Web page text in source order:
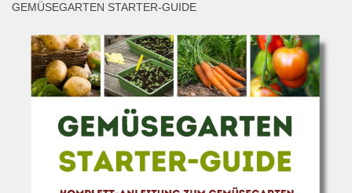
GEMÜSEGARTEN STARTER-GUIDE